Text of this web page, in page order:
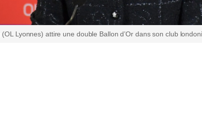
(OL Lyonnes) attire une double Ballon d’Or dans son club